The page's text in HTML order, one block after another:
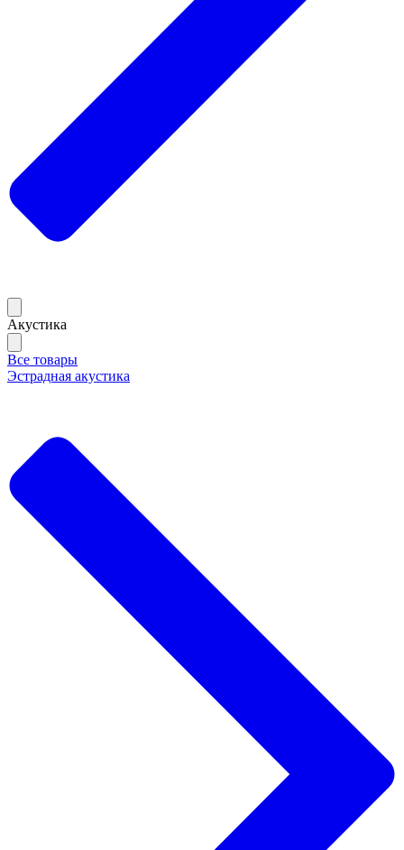
Акустика
Все товары
Эстрадная акустика